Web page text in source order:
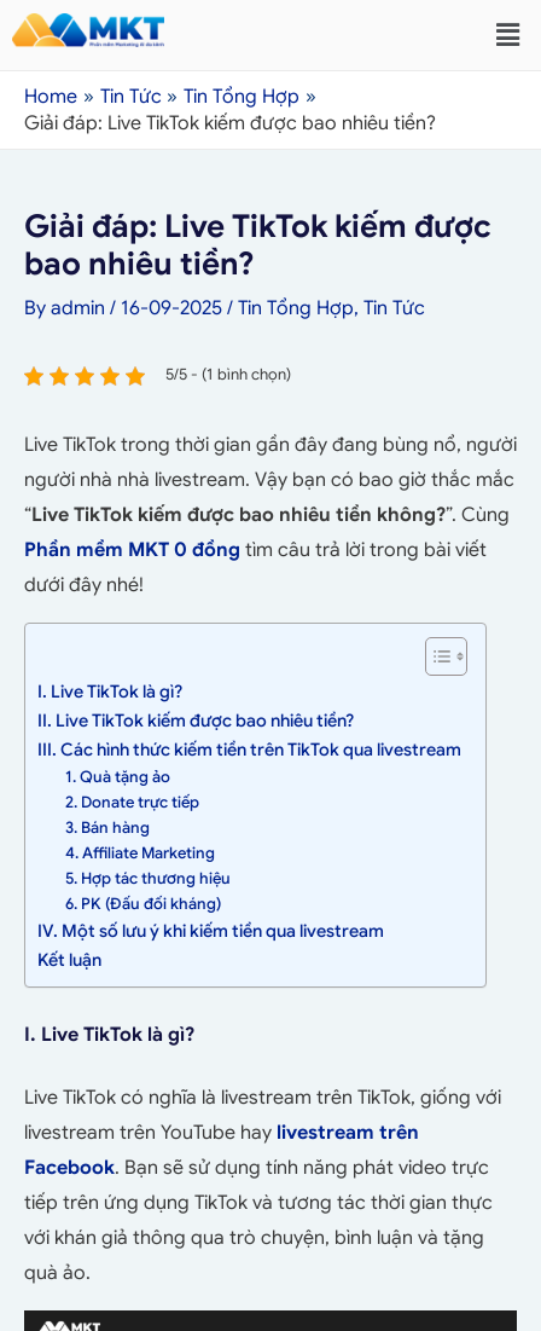
Home Tin Tức
Tin Tổng Hợp
Giải đáp: Live TikTok kiếm được bao nhiêu tiền?
Giải đáp: Live TikTok kiếm được
bao nhiêu tiền?
By admin / 16-09-2025 / Tin Tổng Hợp, Tin Tức
5/5 - (1 bình chọn)
Live TikTok trong thời gian gần đây đang bùng nổ, người
người nhà nhà livestream. Vậy bạn có bao giờ thắc mắc
“Live TikTok kiếm được bao nhiêu tiền không?”. Cùng
Phần mềm MKT 0 đồng tìm câu trả lời trong bài viết
dưới đây nhé!
I. Live TikTok là gì?
II. Live TikTok kiếm được bao nhiêu tiền?
III. Các hình thức kiếm tiền trên TikTok qua livestream
1. Quà tặng ảo
2. Donate trực tiếp
3. Bán hàng
4. Affiliate Marketing
5. Hợp tác thương hiệu
6. PK (Đấu đối kháng)
IV. Một số lưu ý khi kiếm tiền qua livestream
Kết luận
I. Live TikTok là gì?
Live TikTok có nghĩa là livestream trên TikTok, giống với
livestream trên YouTube hay livestream trên
Facebook. Bạn sẽ sử dụng tính năng phát video trực
tiếp trên ứng dụng TikTok và tương tác thời gian thực
với khán giả thông qua trò chuyện, bình luận và tặng
quà ảo.